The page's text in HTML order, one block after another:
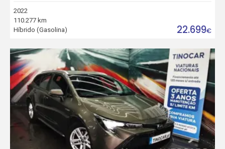
2022
110.277 km
Híbrido (Gasolina)
22.699€